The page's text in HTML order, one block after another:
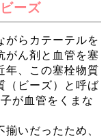
ーズ
らカテーテルを
がん剤と血管を塞
年、この塞栓物質
（ビーズ）と呼ば
が血管をくまな
いだったため、